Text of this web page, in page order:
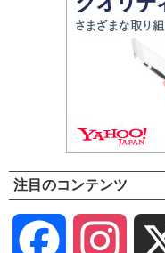
注目のコンテンツ
Facebook